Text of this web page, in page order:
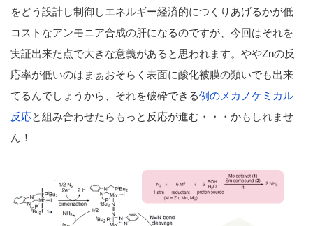
をどう設計し制御しエネルギー経済的につくりあげるかが低
コストなアンモニア合成の肝になるのですが、今回はそれを
実証出来た点で大きな意義があると思われます。ややZnの反
応率が低いのはまぁおそらく表面に酸化被膜の類いでも出来
てるんでしょうから、それを破砕できる例のメカノケミカル
反応と組み合わせたらもっと反応が進む・・・かもしれませ
ん！